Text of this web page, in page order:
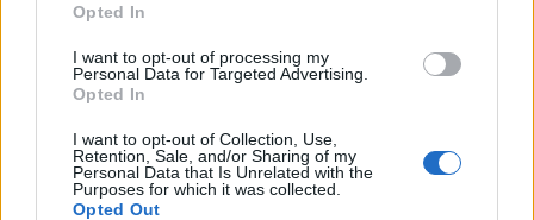
Opted In
I want to opt-out of processing my
Personal Data for Targeted Advertising.
Opted In
I want to opt-out of Collection, Use,
Retention, Sale, and/or Sharing of my
Personal Data that Is Unrelated with the
Purposes for which it was collected.
Opted Out